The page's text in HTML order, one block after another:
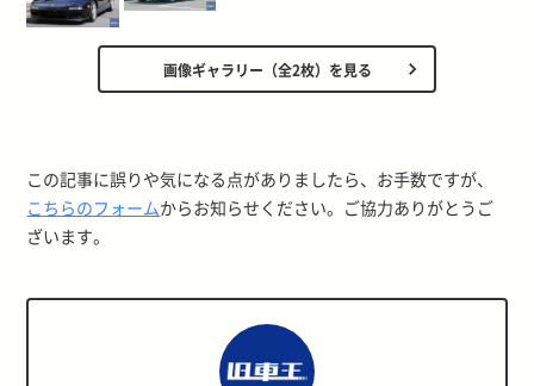
画像ギャラリー（全2枚）を見る
この記事に誤りや気になる点がありましたら、お手数ですが、
こちらのフォームからお知らせください。ご協力ありがとうご
ざいます。